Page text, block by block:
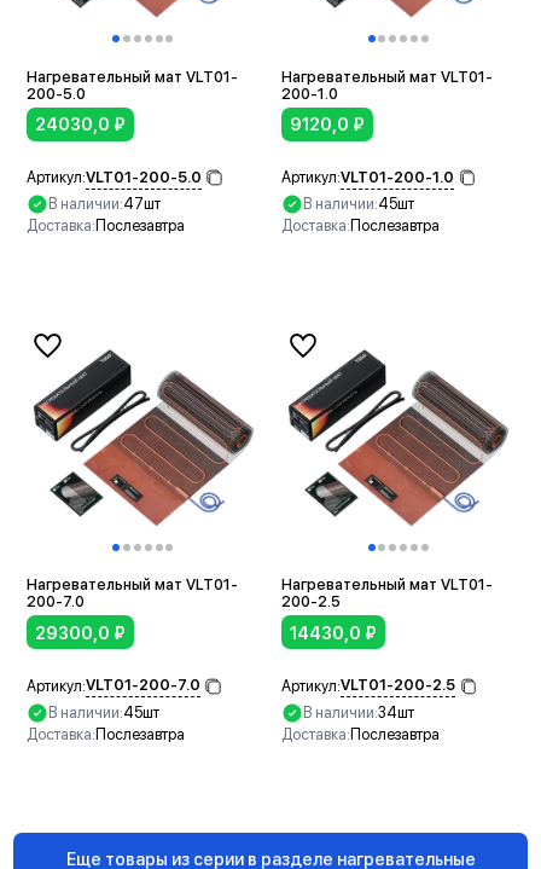
Нагревательный мат VLT01-
200-5.0
24030,0 ₽
Артикул:VLT01-200-5.0
В наличии:47шт
Доставка: Послезавтра
Нагревательный мат VLT01-
200-1.0
9120,0 ₽
Артикул:VLT01-200-1.0
В наличии:45шт
Доставка: Послезавтра
Нагревательный мат VLT01-
200-7.0
29300,0 ₽
Артикул:VLT01-200-7.0
В наличии:45шт
Доставка: Послезавтра
Нагревательный мат VLT01-
200-2.5
14430,0 ₽
Артикул:VLT01-200-2.5
В наличии:34шт
Доставка: Послезавтра
Еще товары из серии в разделе нагревательные